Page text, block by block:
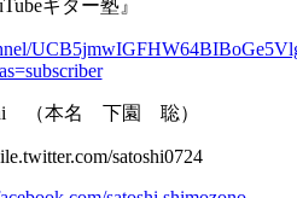
ギター塾』
（本名 下園 聡）
satoshi0724